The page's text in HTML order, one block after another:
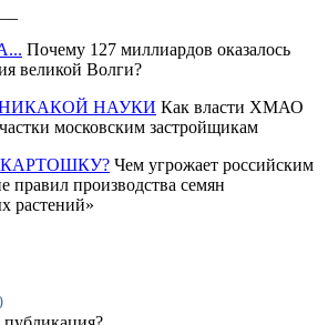
Почему 127 миллиардов оказалось
великой Волги?
НАУКИ Как власти ХМАО
московским застройщикам
Чем угрожает российским
правил производства семян
растений»